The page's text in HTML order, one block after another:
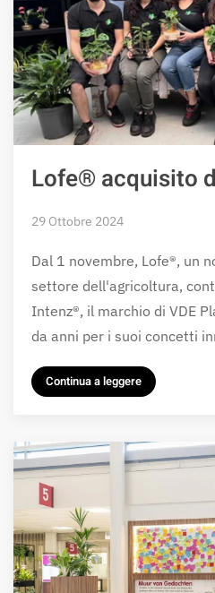
Lofe® acquisito
29 Ottobre 2024
Dal 1 novembre, Lofe®, un
settore dell'agricoltura,
Intenz®, il marchio di VDE
da anni per i suoi concetti
Continua a leggere